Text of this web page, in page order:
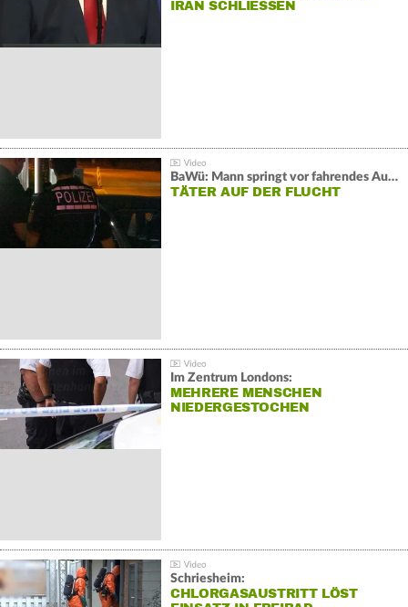
IRAN SCHLIESSEN
BaWü: Mann springt vor fahrendes Auto und schießt
TÄTER AUF DER FLUCHT
Im Zentrum Londons:
MEHRERE MENSCHEN
NIEDERGESTOCHEN
Schriesheim:
CHLORGASAUSTRITT LÖST